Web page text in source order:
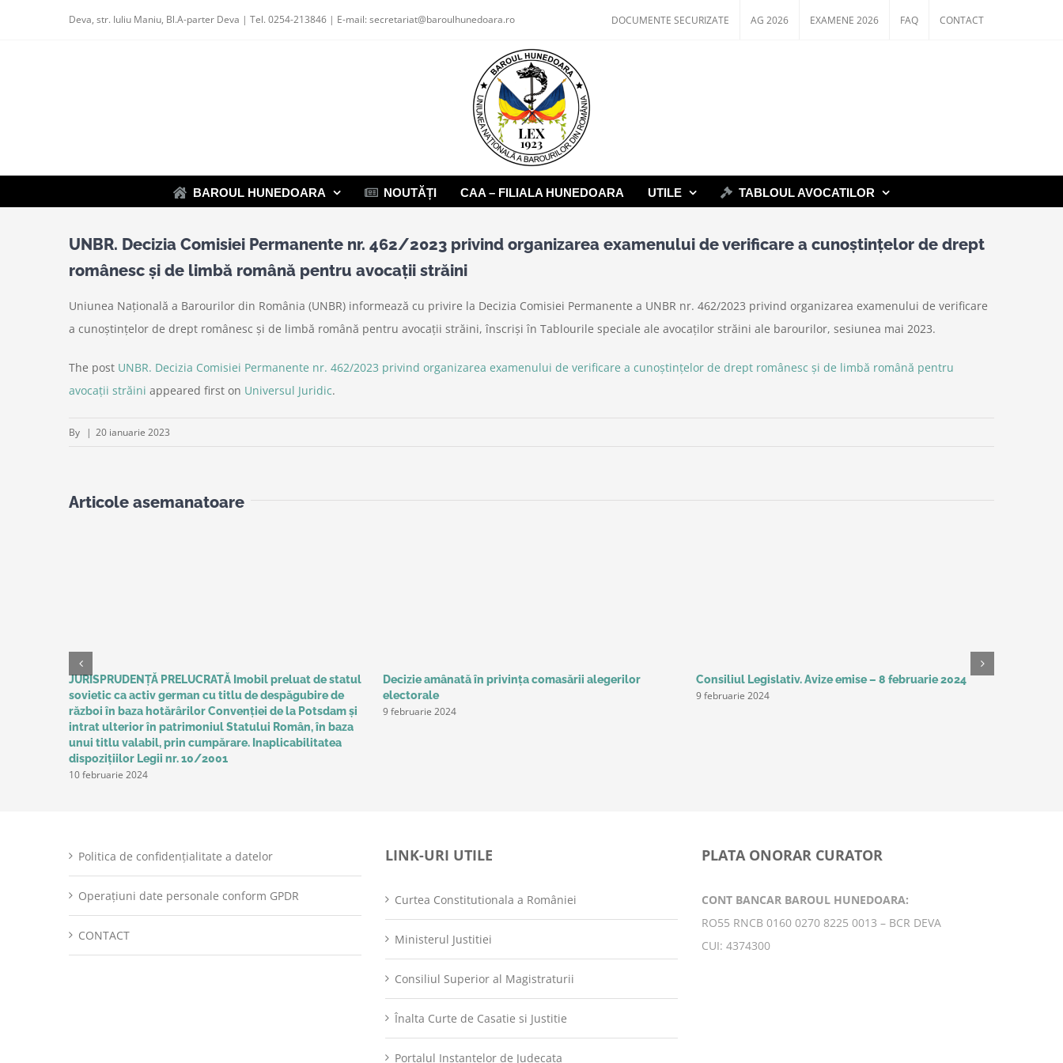
Deva, str. Iuliu Maniu, Bl.A-parter Deva | Tel. 0254-213846 | E-mail: secretariat@baroulhunedoara.ro DOCUMENTE SECURIZATE AG 2026 EXAMENE 2026 FAQ CONTACT
BAROUL HUNEDOARA NOUTĂȚI CAA – FILIALA HUNEDOARA UTILE TABLOUL AVOCATILOR
UNBR. Decizia Comisiei Permanente nr. 462/2023 privind organizarea examenului de verificare a cunoștințelor de drept
românesc și de limbă română pentru avocații străini
Uniunea Națională a Barourilor din România (UNBR) informează cu privire la Decizia Comisiei Permanente a UNBR nr. 462/2023 privind organizarea examenului de verificare
a cunoștințelor de drept românesc și de limbă română pentru avocații străini, înscriși în Tablourile speciale ale avocaților străini ale barourilor, sesiunea mai 2023.
The post UNBR. Decizia Comisiei Permanente nr. 462/2023 privind organizarea examenului de verificare a cunoștințelor de drept românesc și de limbă română pentru
avocații străini appeared first on Universul Juridic.
By | 20 ianuarie 2023
Articole asemanatoare
JURISPRUDENȚĂ PRELUCRATĂ Imobil preluat de statul
sovietic ca activ german cu titlu de despăgubire de
război în baza hotărârilor Convenţiei de la Potsdam și
intrat ulterior în patrimoniul Statului Român, în baza
unui titlu valabil, prin cumpărare. Inaplicabilitatea
dispozițiilor Legii nr. 10/2001
10 februarie 2024
Decizie amânată în privinţa comasării alegerilor
electorale
9 februarie 2024
Consiliul Legislativ. Avize emise – 8 februarie 2024
9 februarie 2024
Politica de confidențialitate a datelor
Operațiuni date personale conform GPDR
CONTACT
LINK-URI UTILE
Curtea Constitutionala a României
Ministerul Justitiei
Consiliul Superior al Magistraturii
Înalta Curte de Casatie si Justitie
Portalul Instantelor de Judecata
PLATA ONORAR CURATOR
CONT BANCAR BAROUL HUNEDOARA:
RO55 RNCB 0160 0270 8225 0013 – BCR DEVA
CUI: 4374300